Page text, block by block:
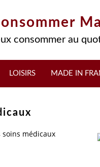
consommer au
LOISIRS MADE IN
soins médicaux